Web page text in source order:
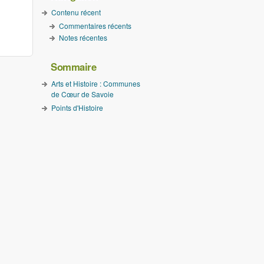
Contenu récent
Commentaires récents
Notes récentes
Sommaire
Arts et Histoire : Communes
de Cœur de Savoie
Points d'Histoire